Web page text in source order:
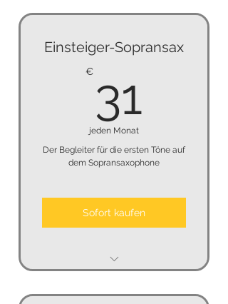
keine Kaution
Einsteiger-Sopransax
€ 31
jeden Monat
Der Begleiter für die ersten Töne auf
dem Sopransaxophone
Sofort kaufen